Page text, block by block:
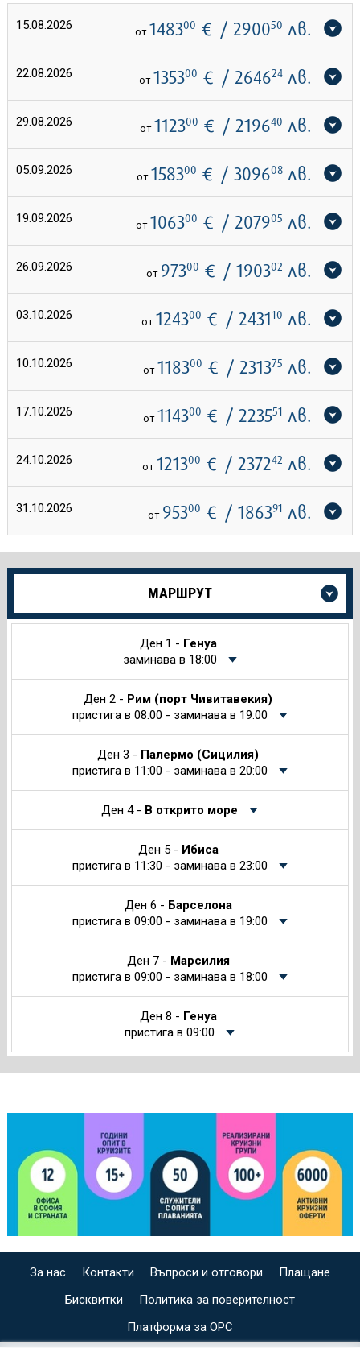
15.08.2026 от 148300 € / 290050 лв.
22.08.2026 от 135300 € / 264624лв.
29.08.2026 от 112300 € / 219640 лв.
05.09.2026 от 158300 € / 309608лв.
19.09.2026 от 106300 € / 207905 лв.
26.09.2026 от 97300 € / 190302 лв.
03.10.2026 от 124300 € / 243110 лв.
10.10.2026 от 118300 € / 231375 лв.
17.10.2026 от 114300 € / 223551 лв.
24.10.2026 от 121300 € / 237242 лв.
31.10.2026 от 95300 € / 186391 лв.
Още
за
МАРШРУТ
Ден 1 - Генуа
заминава в 18:00
Ден 2 - Рим (порт Чивитавекия)
пристига в 08:00 - заминава в 19:00
Ден 3 - Палермо (Сицилия)
пристига в 11:00 - заминава в 20:00
Ден 4 - В открито море
Ден 5 - Ибиса
пристига в 11:30 - заминава в 23:00
Ден 6 - Барселона
пристига в 09:00 - заминава в 19:00
Ден 7 - Марсилия
пристига в 09:00 - заминава в 18:00
Ден 8 - Генуа
пристига в 09:00
За нас Контакти Въпроси и отговори
Плащане
Бисквитки
Политика за поверителност
Платформа за ОРС